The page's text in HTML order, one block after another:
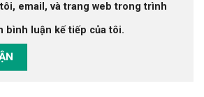
email, và trang web trong trình
bình luận kế tiếp của tôi.